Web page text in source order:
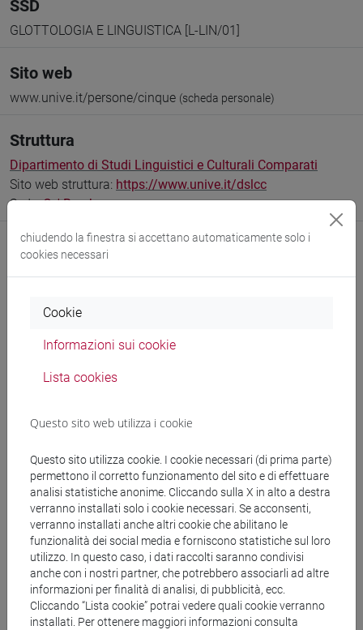
SSD
GLOTTOLOGIA E LINGUISTICA [L-LIN/01]
Sito web
www.unive.it/persone/cinque (scheda personale)
Struttura
Dipartimento di Studi Linguistici e Culturali Comparati
Sito web struttura: https://www.unive.it/dslcc
Sede:Ca' Bembo
Pubblicazioni
CV
Ricevimento
Orario ricevimento secondo semestre a.a. '18 - '19
MARTEDI' dalle 11,30 alle 13,30
segui il feed
chiudendo la finestra si accettano automaticamente solo i
cookies necessari
Cookie
Informazioni sui cookie
Lista cookies
Questo sito web utilizza i cookie
Questo sito utilizza cookie. I cookie necessari (di prima parte)
permettono il corretto funzionamento del sito e di effettuare
analisi statistiche anonime. Cliccando sulla X in alto a destra
verranno installati solo i cookie necessari. Se acconsenti,
verranno installati anche altri cookie che abilitano le
funzionalità dei social media e forniscono statistiche sul loro
utilizzo. In questo caso, i dati raccolti saranno condivisi
anche con i nostri partner, che potrebbero associarli ad altre
informazioni per finalità di analisi, di pubblicità, ecc.
Cliccando “Lista cookie” potrai vedere quali cookie verranno
installati. Per ottenere maggiori informazioni consulta